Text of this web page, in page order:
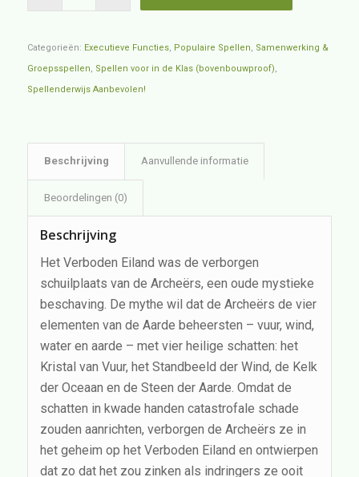
Categorieën: Executieve Functies, Populaire Spellen, Samenwerking &
Groepsspellen, Spellen voor in de Klas (bovenbouwproof),
Spellenderwijs Aanbevolen!
Beschrijving Aanvullende informatie
Beoordelingen (0)
Beschrijving
Het Verboden Eiland was de verborgen
schuilplaats van de Archeërs, een oude mystieke
beschaving. De mythe wil dat de Archeërs de vier
elementen van de Aarde beheersten – vuur, wind,
water en aarde – met vier heilige schatten: het
Kristal van Vuur, het Standbeeld der Wind, de Kelk
der Oceaan en de Steen der Aarde. Omdat de
schatten in kwade handen catastrofale schade
zouden aanrichten, verborgen de Archeërs ze in
het geheim op het Verboden Eiland en ontwierpen
dat zo dat het zou zinken als indringers ze ooit